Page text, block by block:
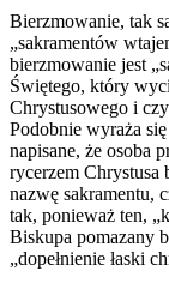
Bierzmowanie, tak
„sakramentów
bierzmowanie jest
Świętego, który
Chrystusowego i
Podobnie wyraża
napisane, że osoba
rycerzem Chrystusa
nazwę sakramentu,
tak, ponieważ ten,
Biskupa pomazany
„dopełnienie łaski